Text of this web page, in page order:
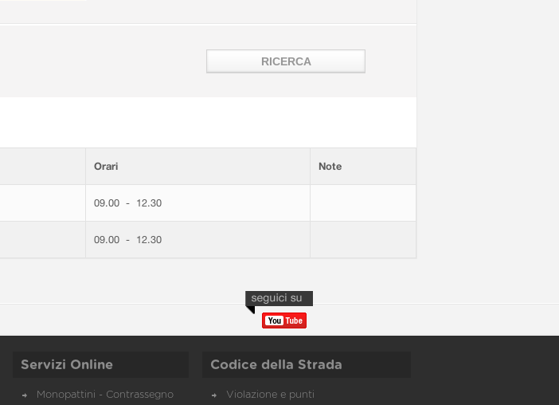
Orari Note
09.00 - 12.30
09.00 - 12.30
Servizi Online
Monopattini - Contrassegno
Codice della Strada
Violazione e punti